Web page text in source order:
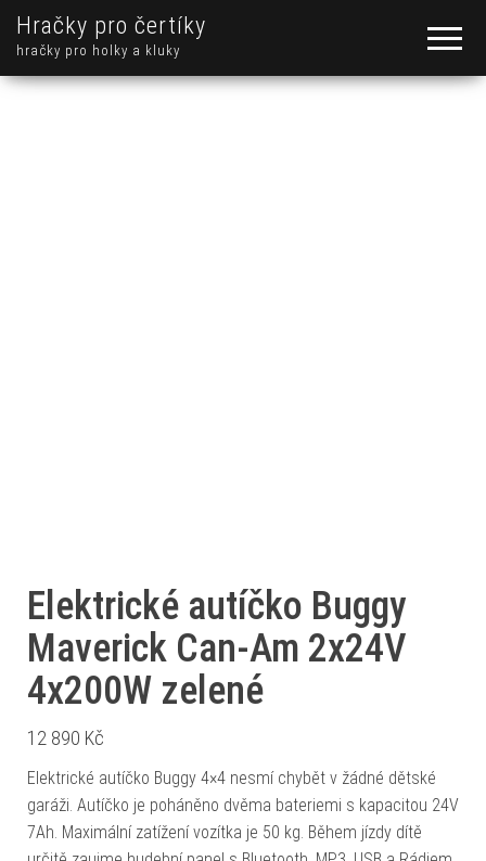
Hračky pro čertíky
hračky pro holky a kluky
Elektrické autíčko Buggy
Maverick Can-Am 2x24V
4x200W zelené
12 890 Kč
Elektrické autíčko Buggy 4×4 nesmí chybět v žádné dětské
garáži. Autíčko je poháněno dvěma bateriemi s kapacitou 24V
7Ah. Maximální zatížení vozítka je 50 kg. Během jízdy dítě